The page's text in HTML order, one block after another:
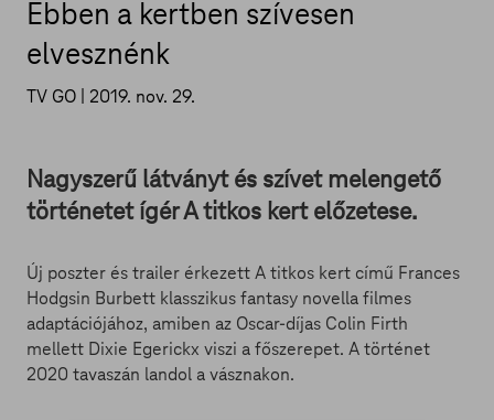
Ebben a kertben szívesen
elvesznénk
TV GO | 2019. nov. 29.
Nagyszerű látványt és szívet melengető
történetet ígér A titkos kert előzetese.
Új poszter és trailer érkezett A titkos kert című Frances
Hodgsin Burbett klasszikus fantasy novella filmes
adaptációjához, amiben az Oscar-díjas Colin Firth
mellett Dixie Egerickx viszi a főszerepet. A történet
2020 tavaszán landol a vásznakon.